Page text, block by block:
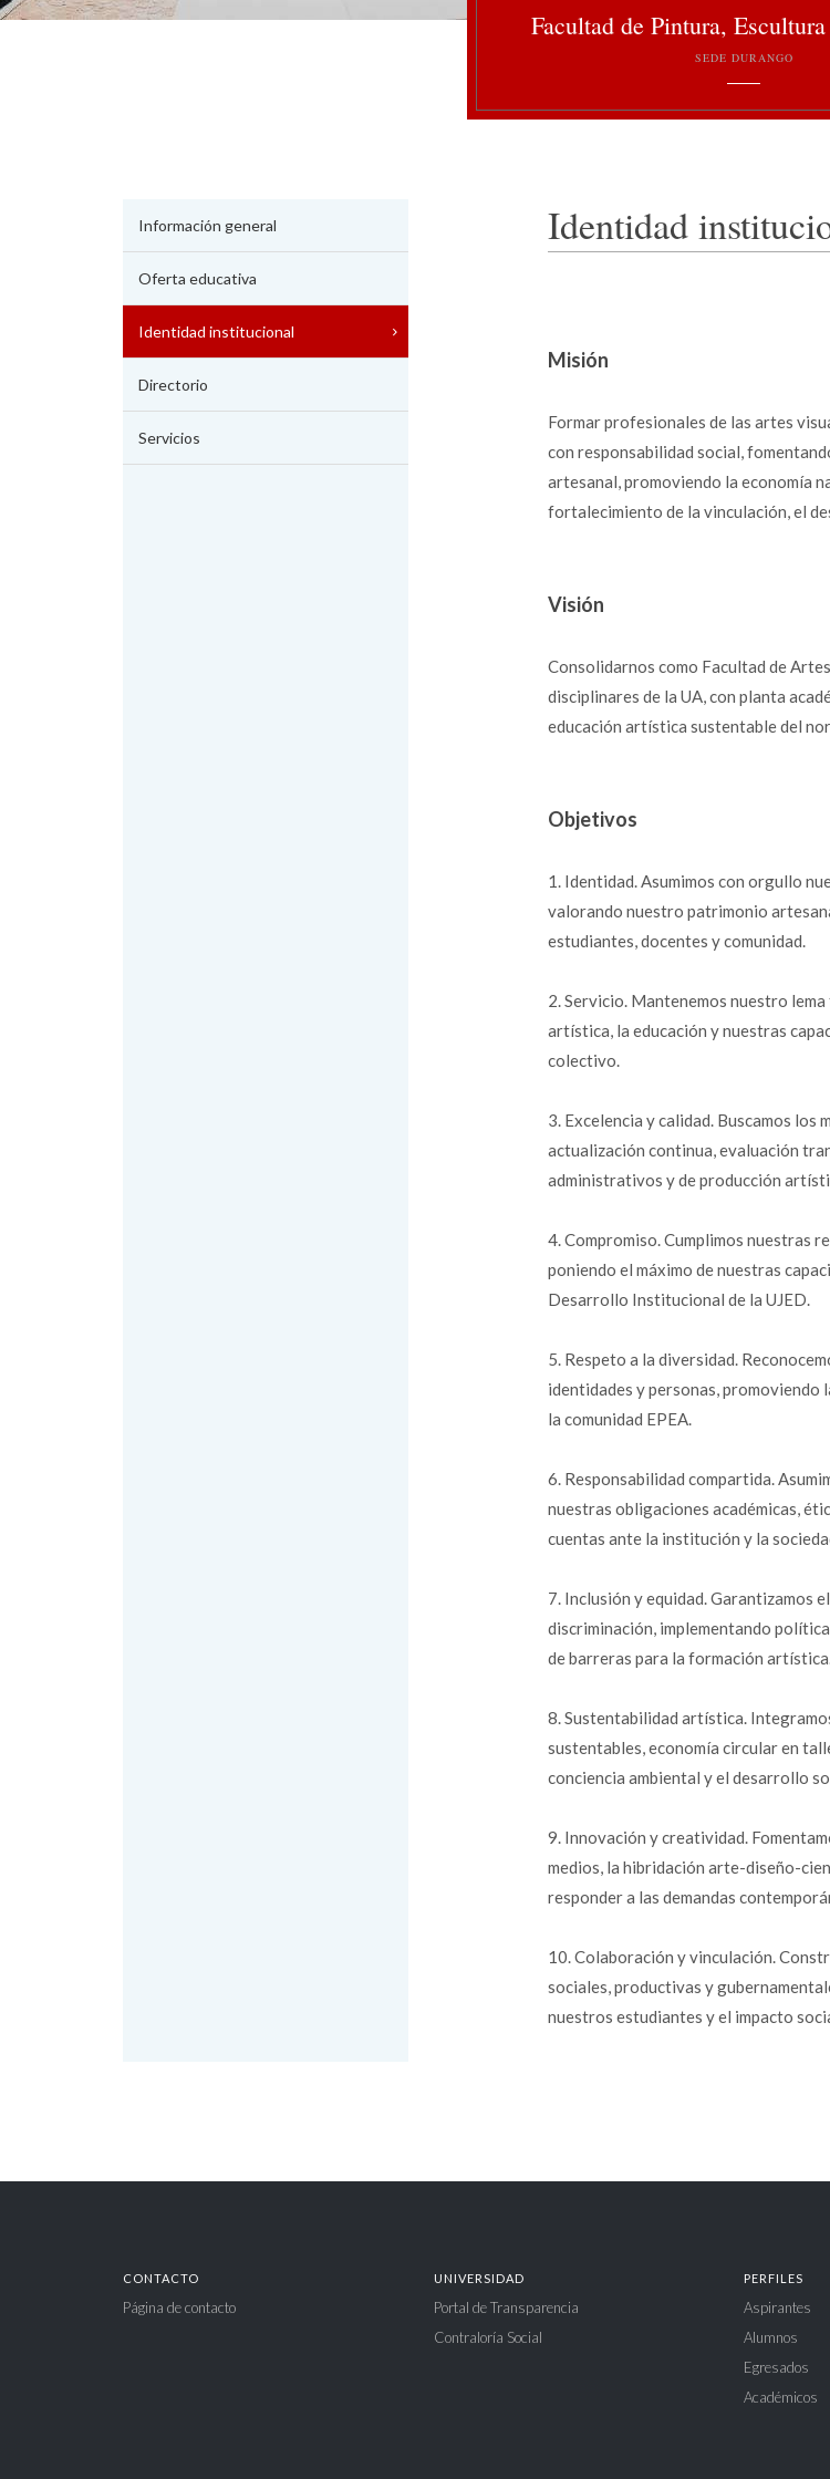
Facultad de Pintura,
SEDE DURANGO
Información general
Oferta educativa
Identidad institucional
Directorio
Servicios
Identidad
Misión
Formar profesionales de las artes
con responsabilidad social,
artesanal, promoviendo la economía
fortalecimiento de la vinculación, el
Visión
Consolidarnos como Facultad de
disciplinares de la UA, con planta
educación artística sustentable del
Objetivos
1. Identidad. Asumimos con orgullo
valorando nuestro patrimonio
estudiantes, docentes y comunidad.
2. Servicio. Mantenemos nuestro
artística, la educación y nuestras
colectivo.
3. Excelencia y calidad. Buscamos los
actualización continua, evaluación
administrativos y de producción
4. Compromiso. Cumplimos nuestras
poniendo el máximo de nuestras
Desarrollo Institucional de la UJED.
5. Respeto a la diversidad.
identidades y personas,
la comunidad EPEA.
6. Responsabilidad compartida.
nuestras obligaciones académicas,
cuentas ante la institución y la
7. Inclusión y equidad. Garantizamos
discriminación, implementando
de barreras para la formación
8. Sustentabilidad artística.
sustentables, economía circular en
conciencia ambiental y el desarrollo
9. Innovación y creatividad.
medios, la hibridación arte-diseño-
responder a las demandas
10. Colaboración y vinculación.
sociales, productivas y
nuestros estudiantes y el impacto
CONTACTO
Página de contacto
UNIVERSIDAD
Portal de Transparencia
Contraloría Social
PERFILES
Aspirantes
Alumnos
Egresados
Académicos